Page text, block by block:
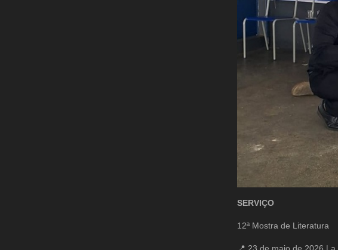
SERVIÇO
12ª Mostra de Literatura
📍 23 de maio de 2026 |